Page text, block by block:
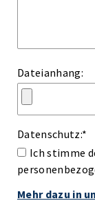
Dateianhang:
Datenschutz:*
Ich stimme
Mehr dazu in